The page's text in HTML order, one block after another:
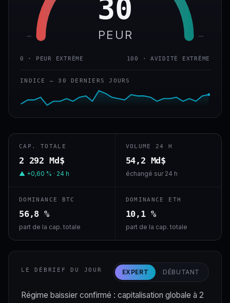
30
PEUR
0 · PEUR EXTRÊME 100 · AVIDITÉ EXTRÊME
INDICE — 30 DERNIERS JOURS
CAP. TOTALE
2 292 Md$
▲ +0,60 % · 24 h
VOLUME 24 H
54,2 Md$
échangé sur 24 h
DOMINANCE BTC
56,8 %
part de la cap. totale
DOMINANCE ETH
10,1 %
part de la cap. totale
LE DÉBRIEF DU JOUR EXPERT DÉBUTANT
Régime baissier confirmé : capitalisation globale à 2